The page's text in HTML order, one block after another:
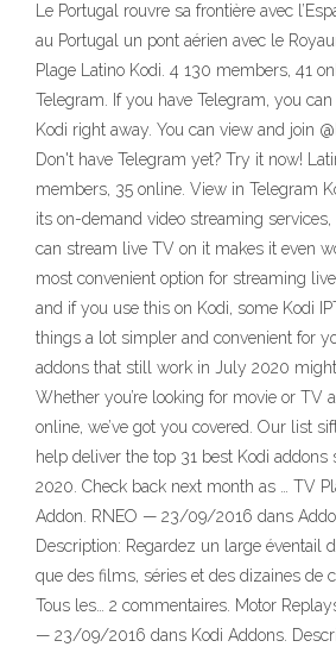
Le Portugal rouvre sa frontière avec
au Portugal un pont aérien avec le
Plage Latino Kodi. 4 130 members, 41
Telegram. If you have Telegram, you
Kodi right away. You can view and join
Don't have Telegram yet? Try it now!
members, 35 online. View in Telegram
its on-demand video streaming
can stream live TV on it makes it even
most convenient option for streaming
and if you use this on Kodi, some Kodi
things a lot simpler and convenient for
addons that still work in July 2020
Whether you’re looking for movie or TV
online, we’ve got you covered. Our list
help deliver the top 31 best Kodi
2020. Check back next month as … TV
Addon. RNEO — 23/09/2016 dans
Description: Regardez un large éventail
que des films, séries et des dizaines de
Tous les… 2 commentaires. Motor
— 23/09/2016 dans Kodi Addons.